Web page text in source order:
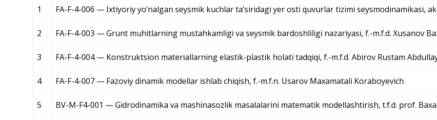
1 FA-F-4-006 — Ixtiyoriy yo‘nalgan seysmik kuchlar ta’siridagi yer osti quvurlar tizimi seysmodinamikasi,
2 FA-F-4-003 — Grunt muhitlarning mustahkamligi va seysmik bardoshliligi nazariyasi, f.-m.f.d. Xusanov
3 FA-F-4-004 — Konstruktsion materiallarning elastik-plastik holati tadqiqi, f.-m.f.d. Abirov Rustam
4 FA-F-4-007 — Fazoviy dinamik modellar ishlab chiqish, f.-m.f.n. Usarov Maxamatali Koraboyevich
5 BV-M-F4-001 — Gidrodinamika va mashinasozlik masalalarini matematik modellashtirish, t.f.d. prof.